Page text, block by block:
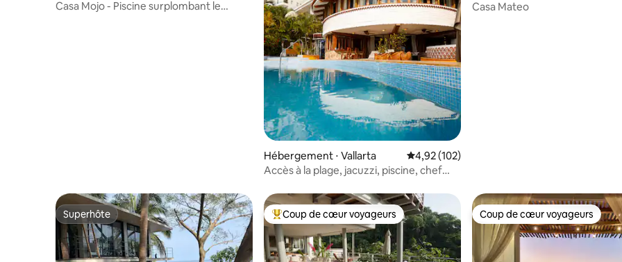
Casa Mojo - Piscine surplombant le
Hébergement ⋅ Vallarta Évaluation moyenne sur la base de 102
4,92 (102)
Accès à la plage, jacuzzi, piscine, chef
Casa Mateo
Superhôte
Superhôte Coups de cœur voyageurs les plus appréciés
Coup de cœur voyageurs Coup de cœur voyageurs
Coup de cœur voyageurs